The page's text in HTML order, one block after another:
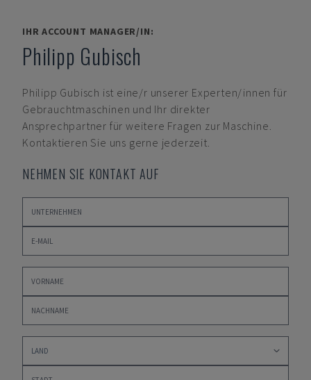
IHR ACCOUNT MANAGER/IN:
Philipp Gubisch
Philipp Gubisch ist eine/r unserer Experten/innen für
Gebrauchtmaschinen und Ihr direkter
Ansprechpartner für weitere Fragen zur Maschine.
Kontaktieren Sie uns gerne jederzeit.
NEHMEN SIE KONTAKT AUF